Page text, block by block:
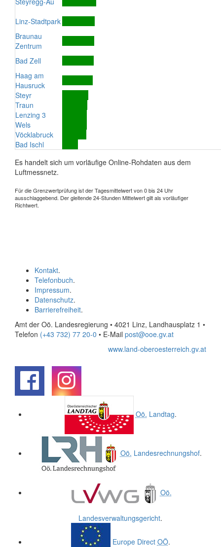
Linz-Stadtpark
Braunau
Zentrum
Bad Zell
Haag am
Hausruck
Steyr
Traun
Lenzing 3
Wels
Vöcklabruck
Bad Ischl
Es handelt sich um vorläufige Online-Rohdaten aus dem
Luftmessnetz.
Für die Grenzwertprüfung ist der Tagesmittelwert von 0 bis 24 Uhr
ausschlaggebend. Der gleitende 24-Stunden Mittelwert gilt als vorläufiger
Richtwert.
Kontakt.
Telefonbuch.
Impressum.
Datenschutz.
Barrierefreiheit.
Amt der Oö. Landesregierung • 4021 Linz, Landhausplatz 1 •
Telefon (+43 732) 77 20-0 • E-Mail post@ooe.gv.at
www.land-oberoesterreich.gv.at
Oö. Landtag.
Oö. Landesrechnungshof.
Oö.
Landesverwaltungsgericht.
Europe Direct OÖ.